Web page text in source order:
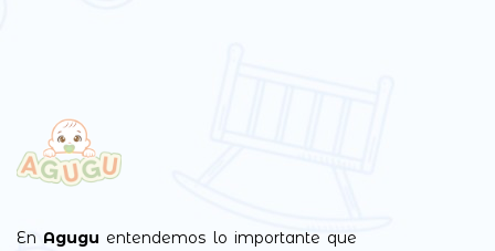
En Agugu entendemos lo importante que